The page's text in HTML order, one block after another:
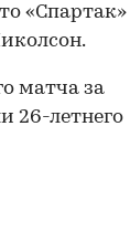
матча за
26-летнего